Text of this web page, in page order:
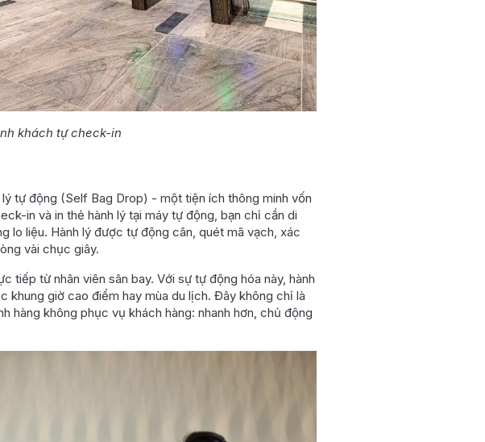
khách tự check-in
tự động (Self Bag Drop) - một tiện ích thông minh vốn
in và in thẻ hành lý tại máy tự động, bạn chỉ cần di
lo liệu. Hành lý được tự động cân, quét mã vạch, xác
vài chục giây.
tiếp từ nhân viên sân bay. Với sự tự động hóa này, hành
giờ cao điểm hay mùa du lịch. Đây không chỉ là
hàng không phục vụ khách hàng: nhanh hơn, chủ động